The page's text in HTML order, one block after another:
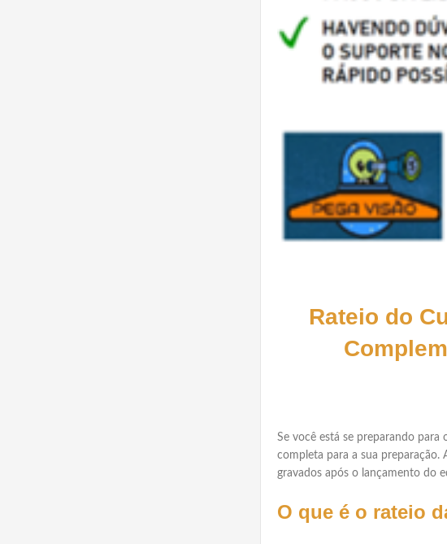
Rateio do
Se você está se preparando para
completa para a sua
gravados após o lançamento do
O que é o rateio